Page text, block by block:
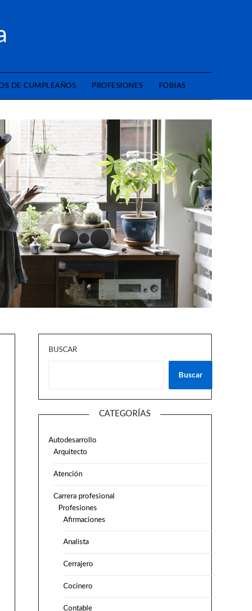
DE CUMPLEAÑOS PROFESIONES FOBIAS
BUSCAR
Buscar
CATEGORÍAS
Autodesarrollo
Arquitecto
Atención
Carrera profesional
Profesiones
Afirmaciones
Analista
Cerrajero
Cocinero
Contable